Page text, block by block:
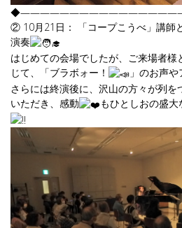
② 10月21日： 「コープこうべ」講師
演奏
はじめての会場でしたが、ご来場者
じて、「ブラボォー！
」のお声
さらには終演後に、沢山の方々が列を
いただき、感動
もひとしおの盛